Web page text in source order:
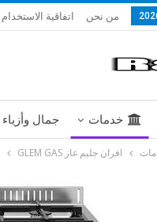
من نحن اتفاقية الاستخدام
خدمات جمال وأزياء
افران جليم غاز GLEM GAS